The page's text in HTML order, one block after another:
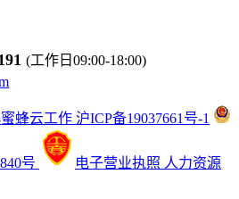
(工作日09:00-18:00)
蜂云工作 沪ICP备19037661号-1
号 电子营业执照 人力资源